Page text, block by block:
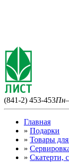
(841-2) 453-453
Главная
» Подарки
» Товары
»
» Скатерти,